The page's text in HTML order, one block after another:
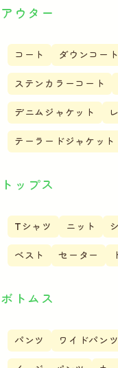
アウター
コート ダウンコート
ステンカラーコート
デニムジャケット
テーラードジャケット
トップス
Tシャツ ニット
ベスト セーター
ボトムス
パンツ ワイドパンツ